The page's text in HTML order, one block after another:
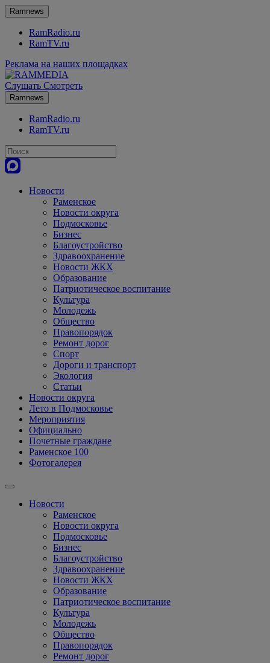
Ramnews
RamRadio.ru
RamTV.ru
Реклама на наших площадках
Слушать Смотреть
Ramnews
RamRadio.ru
RamTV.ru
Новости
Раменское
Новости округа
Подмосковье
Бизнес
Благоустройство
Здравоохранение
Новости ЖКХ
Образование
Патриотическое воспитание
Культура
Молодежь
Общество
Правопорядок
Ремонт дорог
Спорт
Дороги и транспорт
Экология
Статьи
Новости округа
Лето в Подмосковье
Мероприятия
Официально
Почетные граждане
Раменское 100
Фотогалерея
Новости
Раменское
Новости округа
Подмосковье
Бизнес
Благоустройство
Здравоохранение
Новости ЖКХ
Образование
Патриотическое воспитание
Культура
Молодежь
Общество
Правопорядок
Ремонт дорог